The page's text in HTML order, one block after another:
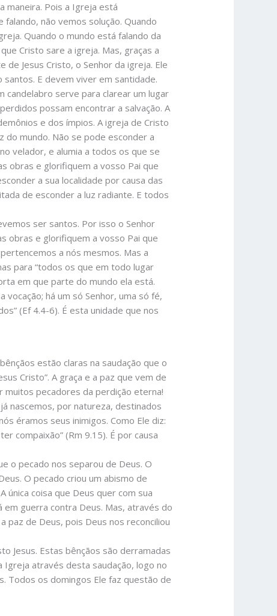
maneira. Pois a Igreja está
não vemos solução. Quando
Quando o mundo está falando da
Cristo sare a igreja. Mas, graças a
Jesus Cristo, o Senhor da igreja. Ele
E devem viver em santidade.
candelabro serve para clarear um lugar
possam encontrar a salvação. A
e dos ímpios. A igreja de Cristo
do mundo. Não se pode esconder a
velador, e alumia a todos os que se
obras e glorifiquem a vosso Pai que
a sua localidade por causa das
de esconder a luz radiante. E todos
ser santos. Por isso o Senhor
obras e glorifiquem a vosso Pai que
a nós mesmos. Mas a
para “todos os que em todo lugar
em que parte do mundo ela está.
há um só Senhor, uma só fé,
(Ef 4.4-6). É esta unidade que nos
estão claras na saudação que o
Cristo”. A graça e a paz que vem de
muitos pecadores da perdição eterna!
nascemos, por natureza, destinados
éramos seus inimigos. Como Ele diz:
compaixão” (Rm 9.15). É por causa
o pecado nos separou de Deus. O
O pecado criou um abismo de
única coisa que Deus quer com sua
guerra contra Deus. Mas, através do
paz de Deus, pois Deus nos reconciliou
Jesus. Estas bênçãos são derramadas
Igreja através desta saudação, logo no
Todos os domingos Ele faz questão de